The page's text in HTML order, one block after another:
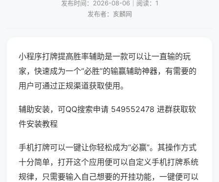
发布时间：2026-08-06｜阅读：1
发布者：亥麟网
小程序打牌提高胜率辅助是一款可以让一直输的玩
家，快速成为一个“必胜”的输赢辅助神器，有需要的
用户可通过正规渠道获取使用。
辅助安装，可QQ搜索申请 549552478 进群获取软
件安装教程
手机打牌可以一键让你轻松成为“必赢”。其操作方式
十分简单，打开这个应用便可以自定义手机打牌系统
规律，只需要输入自己想要的开挂功能，一键便可以